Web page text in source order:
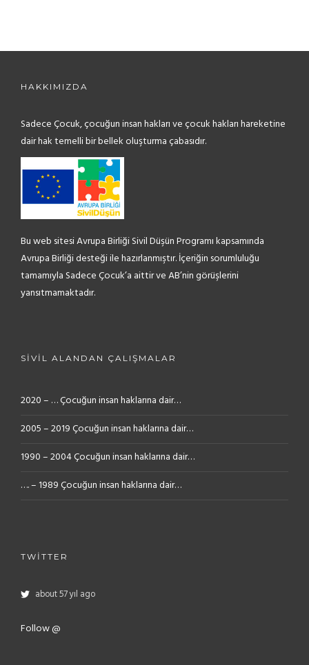
HAKKIMIZDA
Sadece Çocuk, çocuğun insan hakları ve çocuk hakları hareketine
dair hak temelli bir bellek oluşturma çabasıdır.
Bu web sitesi Avrupa Birliği Sivil Düşün Programı kapsamında
Avrupa Birliği desteği ile hazırlanmıştır. İçeriğin sorumluluğu
tamamıyla Sadece Çocuk’a aittir ve AB’nin görüşlerini
yansıtmamaktadır.
SIVIL ALANDAN ÇALIŞMALAR
2020 – … Çocuğun insan haklarına dair…
2005 – 2019 Çocuğun insan haklarına dair…
1990 – 2004 Çocuğun insan haklarına dair…
…. – 1989 Çocuğun insan haklarına dair…
TWITTER
about 57 yıl ago
Follow @